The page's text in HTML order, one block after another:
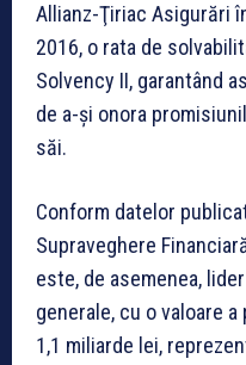
Allianz-Ţiriac Asigurări
2016, o rata de
Solvency II, garantând
de a-şi onora
săi.
Conform datelor
Supraveghere
este, de asemenea,
generale, cu o valoare
1,1 miliarde lei,